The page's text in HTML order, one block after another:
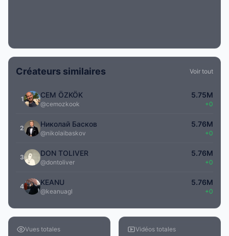
Créateurs similaires Voir tout
1 CEM ÖZKÖK
@cemozkook
5.75M
+0
2 Николай Басков
@nikolaibaskov
5.76M
+0
3 DON TOLIVER
@dontoliver
5.76M
+0
4 KEANU
@keanuagl
5.76M
+0
Vues totales Vidéos totales